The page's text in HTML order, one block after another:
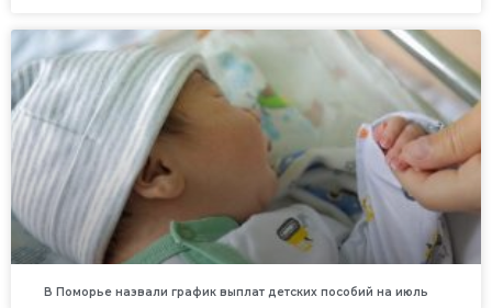
В Поморье назвали график выплат детских пособий на июль